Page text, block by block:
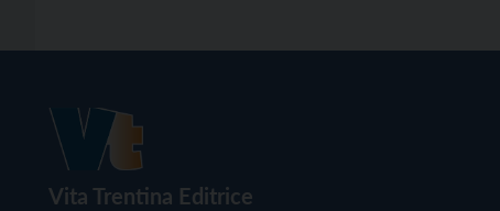
Vita Trentina Editrice